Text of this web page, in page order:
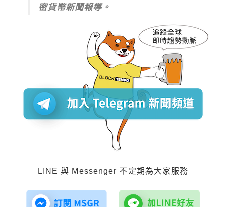
密貨幣新聞報導。
LINE 與 Messenger 不定期為大家服務